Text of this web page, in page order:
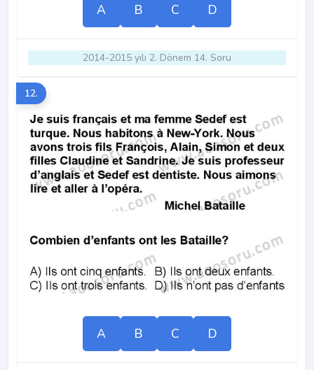
A B C D
2014-2015 yılı 2. Dönem 14. Soru
12.
A B C D